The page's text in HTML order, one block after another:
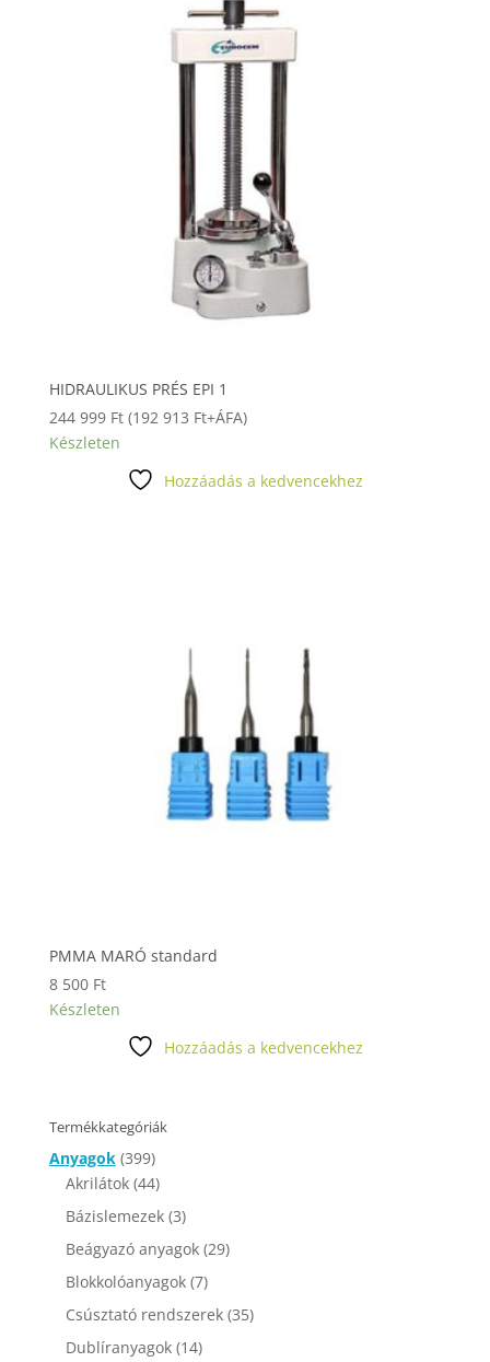
HIDRAULIKUS PRÉS EPI 1
244 999 Ft (192 913 Ft+ÁFA)
Készleten
Hozzáadás a kedvencekhez
PMMA MARÓ standard
8 500 Ft
Készleten
Hozzáadás a kedvencekhez
Termékkategóriák
Anyagok (399)
Akrilátok (44)
Bázislemezek (3)
Beágyazó anyagok (29)
Blokkolóanyagok (7)
Csúsztató rendszerek (35)
Dublíranyagok (14)